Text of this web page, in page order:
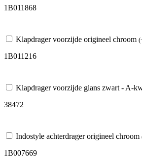
1B011868
Klapdrager voorzijde origineel chroom (
1B011216
Klapdrager voorzijde glans zwart - A-
38472
Indostyle achterdrager origineel chroom
1B007669